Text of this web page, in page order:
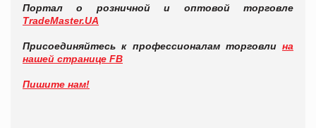
Портал о розничной и оптовой торговле
TradeMaster.UA
Присоединяйтесь к профессионалам торговли на
нашей странице FB
Пишите нам!